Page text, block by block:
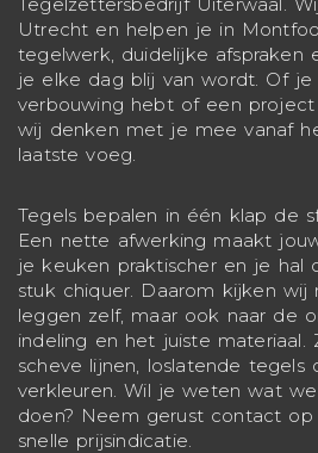
Utrecht en helpen je in
tegelwerk, duidelijke afspraken
je elke dag blij van wordt. Of je
verbouwing hebt of een
wij denken met je mee vanaf
laatste voeg.
Tegels bepalen in één klap de
Een nette afwerking maakt
je keuken praktischer en je hal
stuk chiquer. Daarom kijken wij
leggen zelf, maar ook naar de
indeling en het juiste materiaal.
scheve lijnen, loslatende tegels
verkleuren. Wil je weten wat
doen? Neem gerust contact
snelle prijsindicatie.